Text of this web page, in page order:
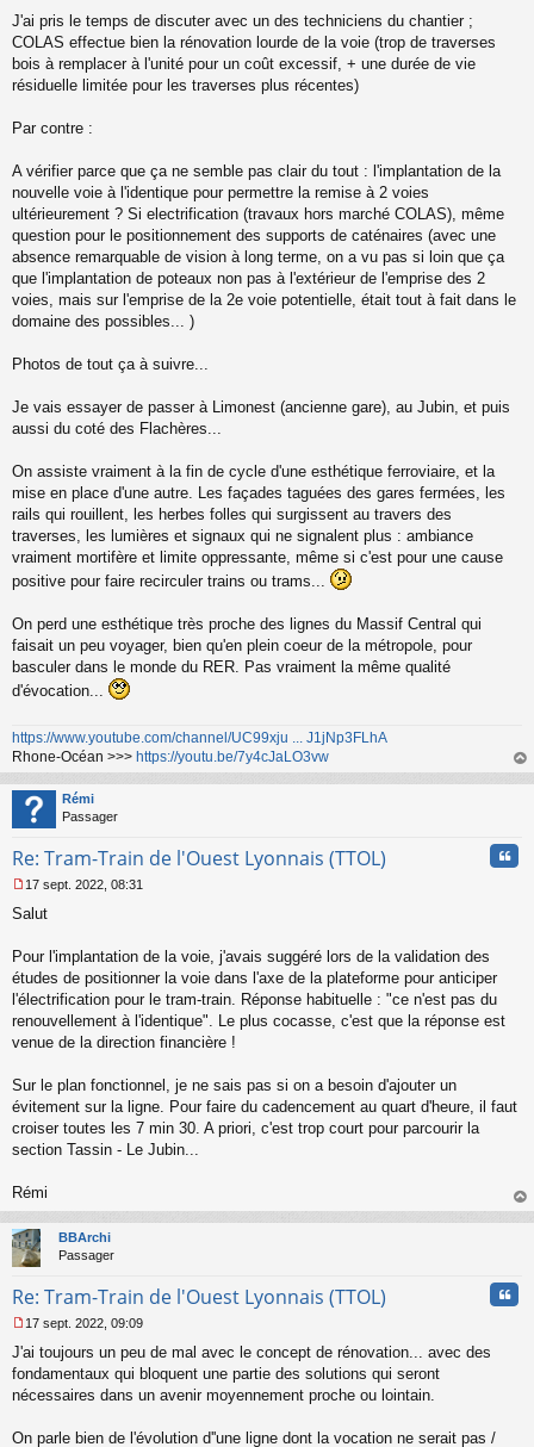
J'ai pris le temps de discuter avec un des techniciens du chantier ;
COLAS effectue bien la rénovation lourde de la voie (trop de traverses
bois à remplacer à l'unité pour un coût excessif, + une durée de vie
résiduelle limitée pour les traverses plus récentes)
Par contre :
A vérifier parce que ça ne semble pas clair du tout : l'implantation de la
nouvelle voie à l'identique pour permettre la remise à 2 voies
ultérieurement ? Si electrification (travaux hors marché COLAS), même
question pour le positionnement des supports de caténaires (avec une
absence remarquable de vision à long terme, on a vu pas si loin que ça
que l'implantation de poteaux non pas à l'extérieur de l'emprise des 2
voies, mais sur l'emprise de la 2e voie potentielle, était tout à fait dans le
domaine des possibles... )
Photos de tout ça à suivre...
Je vais essayer de passer à Limonest (ancienne gare), au Jubin, et puis
aussi du coté des Flachères...
On assiste vraiment à la fin de cycle d'une esthétique ferroviaire, et la
mise en place d'une autre. Les façades taguées des gares fermées, les
rails qui rouillent, les herbes folles qui surgissent au travers des
traverses, les lumières et signaux qui ne signalent plus : ambiance
vraiment mortifère et limite oppressante, même si c'est pour une cause
positive pour faire recirculer trains ou trams...
On perd une esthétique très proche des lignes du Massif Central qui
faisait un peu voyager, bien qu'en plein coeur de la métropole, pour
basculer dans le monde du RER. Pas vraiment la même qualité
d'évocation...
https://www.youtube.com/channel/UC99xju ... J1jNp3FLhA
Rhone-Océan >>> https://youtu.be/7y4cJaLO3vw
au
Rémi
Passager
Re: Tram-Train de l'Ouest Lyonnais (TTOL)
e
s
g
e
n
o
u
17 sept. 2022, 08:31
Salut
Pour l'implantation de la voie, j'avais suggéré lors de la validation des
études de positionner la voie dans l'axe de la plateforme pour anticiper
l'électrification pour le tram-train. Réponse habituelle : "ce n'est pas du
renouvellement à l'identique". Le plus cocasse, c'est que la réponse est
venue de la direction financière !
Sur le plan fonctionnel, je ne sais pas si on a besoin d'ajouter un
évitement sur la ligne. Pour faire du cadencement au quart d'heure, il faut
croiser toutes les 7 min 30. A priori, c'est trop court pour parcourir la
section Tassin - Le Jubin...
Rémi
au
BBArchi
Passager
Re: Tram-Train de l'Ouest Lyonnais (TTOL)
e
s
s
e
17 sept. 2022, 09:09
J'ai toujours un peu de mal avec le concept de rénovation... avec des
fondamentaux qui bloquent une partie des solutions qui seront
nécessaires dans un avenir moyennement proche ou lointain.
On parle bien de l'évolution d''une ligne dont la vocation ne serait pas /